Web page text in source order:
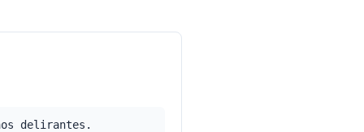
delirantes.